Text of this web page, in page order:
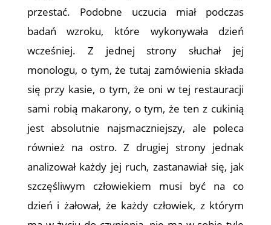
przestać. Podobne uczucia miał podczas
badań wzroku, które wykonywała dzień
wcześniej. Z jednej strony słuchał jej
monologu, o tym, że tutaj zamówienia składa
się przy kasie, o tym, że oni w tej restauracji
sami robią makarony, o tym, że ten z cukinią
jest absolutnie najsmaczniejszy, ale poleca
również na ostro. Z drugiej strony jednak
analizował każdy jej ruch, zastanawiał się, jak
szczęśliwym człowiekiem musi być na co
dzień i żałował, że każdy człowiek, z którym